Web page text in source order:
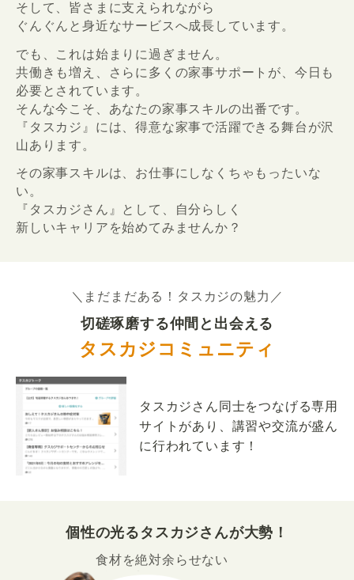
そして、皆さまに支えられながら
ぐんぐんと身近なサービスへ成長しています。
でも、これは始まりに過ぎません。
共働きも増え、さらに多くの家事サポートが、今日も
必要とされています。
そんな今こそ、あなたの家事スキルの出番です。
『タスカジ』には、得意な家事で活躍できる舞台が沢
山あります。
その家事スキルは、お仕事にしなくちゃもったいな
い。
『タスカジさん』として、自分らしく
新しいキャリアを始めてみませんか？
＼まだまだある！タスカジの魅力／
切磋琢磨する仲間と出会える
タスカジコミュニティ
タスカジさん同士をつなげる専用
サイトがあり、講習や交流が盛ん
に行われています！
個性の光るタスカジさんが大勢！
食材を絶対余らせない